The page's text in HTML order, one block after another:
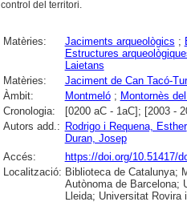
control del territori.
Matèries: Jaciments arqueològics ;
Estructures
Laietans
Matèries:
Jaciment de Can Tacó-
Àmbit:
Montmeló; Montornès
Cronologia:
[0200 aC - 1aC]; [2003 -
Autors add.: Rodrigo i Requena, Esther
Duran, Josep
Accés:
https://doi.org/10.51417/
Localització: Biblioteca de Catalunya;
Autònoma de Barcelona;
Lleida; Universitat Rovira